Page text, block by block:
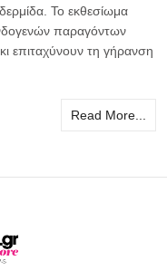
Το εκθεσίωμα
παραγόντων
επιταχύνουν τη γήρανση
Read More...